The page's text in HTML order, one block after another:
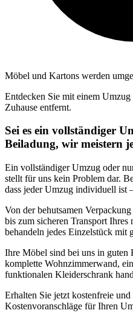
Möbel und Kartons werden
Entdecken Sie mit einem
Zuhause entfernt.
Sei es ein vollständiger
Beiladung, wir meistern
Ein vollständiger Umzug oder
stellt für uns kein Problem dar.
dass jeder Umzug individuell ist
Von der behutsamen
bis zum sicheren Transport
behandeln jedes Einzelstück mit
Ihre Möbel sind bei uns in guten
komplette Wohnzimmerwand,
funktionalen Kleiderschrank
Erhalten Sie jetzt kostenfreie
Kostenvoranschläge für Ihren